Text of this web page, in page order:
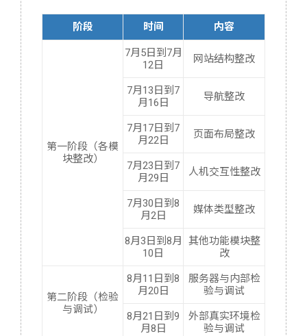
阶段 时间 内容
第一阶段（各模
块整改）
7月5日到7月
12日
网站结构整改
7月13日到7
月16日
导航整改
7月17日到7
月22日
页面布局整改
7月23日到7
月29日
人机交互性整改
7月30日到8
月2日
媒体类型整改
8月3日到8月
10日
其他功能模块整
改
第二阶段（检验
与调试）
8月11日到8
月20日
服务器与内部检
验与调试
8月21日到9
月8日
外部真实环境检
验与调试